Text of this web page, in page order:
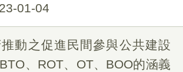
01-04
動之促進民間參與公共建設
、ROT、OT、BOO的涵義